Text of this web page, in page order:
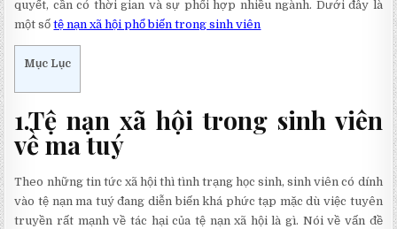
quyết, cần có thời gian và sự phối hợp nhiều ngành. Dưới đây là
một sốtệ nạn xã hội phổ biến trong sinh viên
Mục Lục
1.Tệ nạn xã hội trong sinh viên
về ma tuý
Theo những tin tức xã hội thì tình trạng học sinh, sinh viên có dính
vào tệ nạn ma tuý đang diễn biến khá phức tạp mặc dù việc tuyên
truyền rất mạnh về tác hại của tệ nạn xã hội là gì. Nói về vấn đề